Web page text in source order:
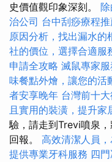
史價值觀印象深刻。
治公司 台中刮痧療程
原因分析，找出漏水的
社的價位，選擇合適服
申請全攻略 滅鼠專家服
味餐點外燴，讓您的活
者安享晚年 台灣前十
且實用的裝潢，提升家
驗，請走到Trevi噴泉
回報。 高效清潔人員
提供專業牙科服務 四